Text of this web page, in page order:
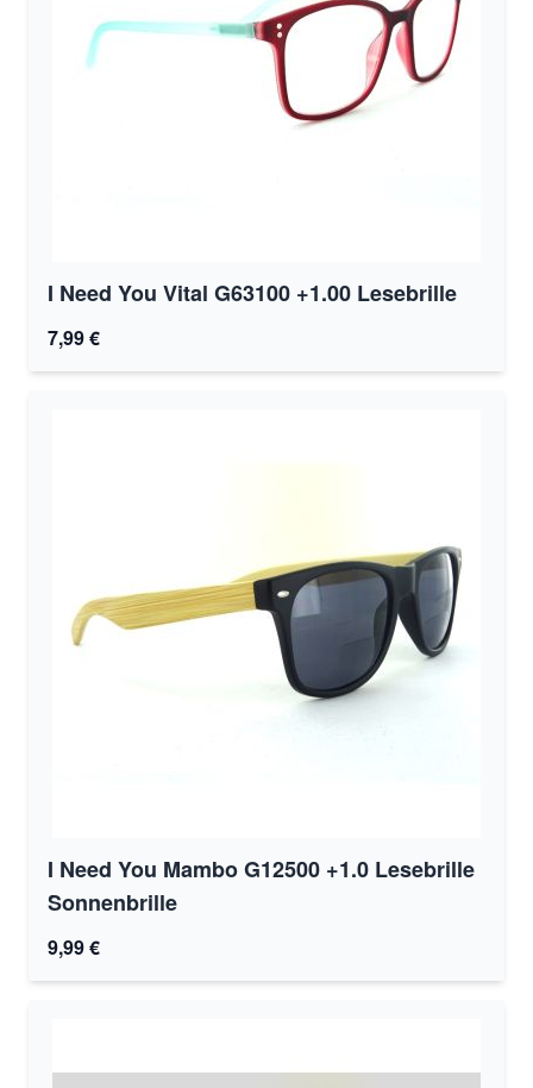
I Need You Vital G63100 +1.00 Lesebrille
7,99 €
I Need You Mambo G12500 +1.0 Lesebrille
Sonnenbrille
9,99 €